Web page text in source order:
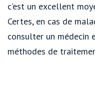
c'est un excellent
Certes, en cas de
consulter un médecin
méthodes de